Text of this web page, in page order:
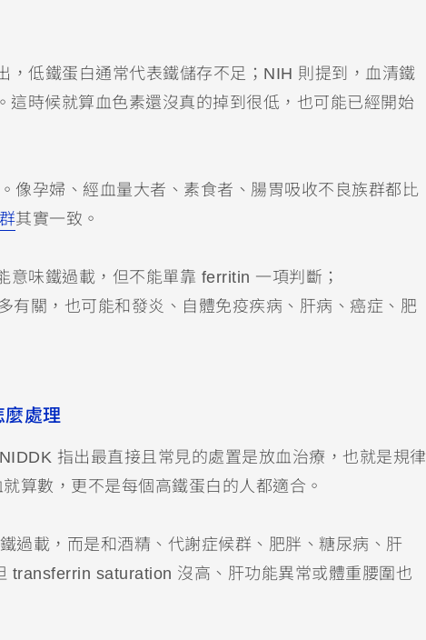
低鐵蛋白通常代表鐵儲存不足；NIH 則提到，血清鐵
時候就算血色素還沒真的掉到很低，也可能已經開始
像孕婦、經血量大者、素食者、腸胃吸收不良族群都比
其實一致。
味鐵過載，但不能單靠 ferritin 一項判斷；
有關，也可能和發炎、自體免疫疾病、肝病、癌症、肥
處理
指出最直接且常見的處置是放血治療，也就是規律
算數，更不是每個高鐵蛋白的人都適合。
過載，而是和酒精、代謝症候群、肥胖、糖尿病、肝
transferrin saturation 沒高、肝功能異常或體重腰圍也